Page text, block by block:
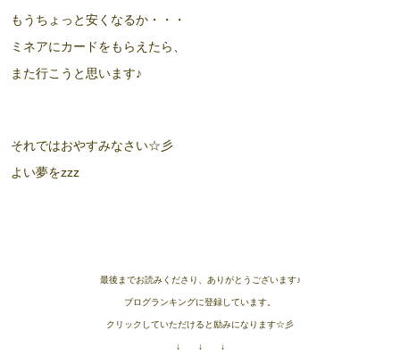
もうちょっと安くなるか・・・
ミネアにカードをもらえたら、
また行こうと思います♪
それではおやすみなさい☆彡
よい夢をzzz
最後までお読みくださり、ありがとうございます♪
ブログランキングに登録しています。
クリックしていただけると励みになります☆彡
↓ ↓ ↓